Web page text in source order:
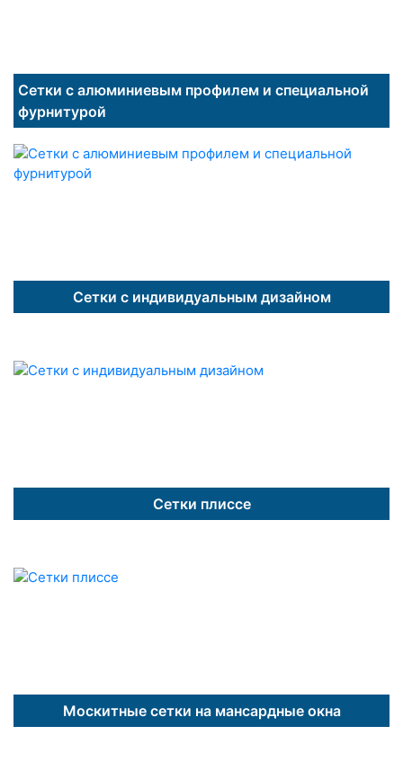
Сетки с алюминиевым профилем и специальной
фурнитурой
Сетки с индивидуальным дизайном
Сетки плиссе
Москитные сетки на мансардные окна